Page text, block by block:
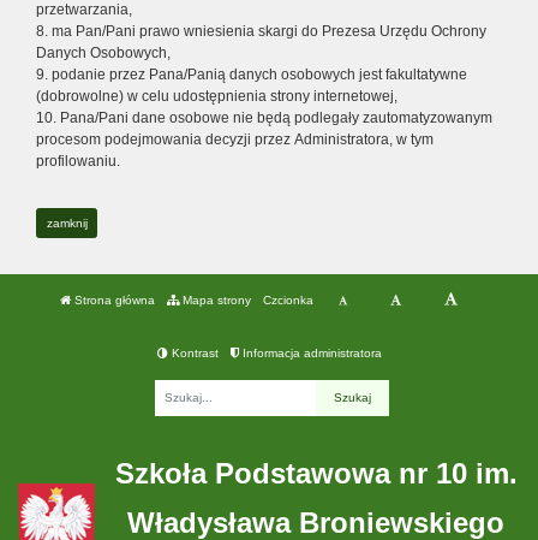
przetwarzania,
8. ma Pan/Pani prawo wniesienia skargi do Prezesa Urzędu Ochrony
Danych Osobowych,
9. podanie przez Pana/Panią danych osobowych jest fakultatywne
(dobrowolne) w celu udostępnienia strony internetowej,
10. Pana/Pani dane osobowe nie będą podlegały zautomatyzowanym
procesom podejmowania decyzji przez Administratora, w tym
profilowaniu.
zamknij
Strona główna Mapa strony Czcionka
Kontrast Informacja administratora
Szkoła Podstawowa nr 10 im.
Władysława Broniewskiego